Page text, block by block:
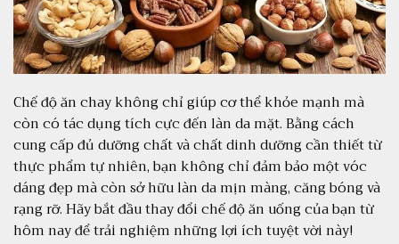
Chế độ ăn chay không chỉ giúp cơ thể khỏe mạnh mà
còn có tác dụng tích cực đến làn da mặt. Bằng cách
cung cấp đủ dưỡng chất và chất dinh dưỡng cần thiết từ
thực phẩm tự nhiên, bạn không chỉ đảm bảo một vóc
dáng đẹp mà còn sở hữu làn da mịn màng, căng bóng và
rạng rỡ. Hãy bắt đầu thay đổi chế độ ăn uống của bạn từ
hôm nay để trải nghiệm những lợi ích tuyệt vời này!